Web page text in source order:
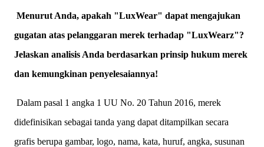
Menurut Anda, apakah "LuxWear" dapat mengajukan
gugatan atas pelanggaran merek terhadap "LuxWearz"?
Jelaskan analisis Anda berdasarkan prinsip hukum merek
dan kemungkinan penyelesaiannya!
Dalam pasal 1 angka 1 UU No. 20 Tahun 2016, merek
didefinisikan sebagai tanda yang dapat ditampilkan secara
grafis berupa gambar, logo, nama, kata, huruf, angka, susunan